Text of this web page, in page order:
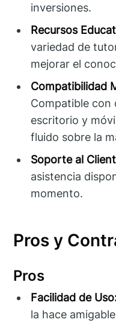
inversiones.
Recursos
variedad de
mejorar el
Compatibilidad
Compatible con
escritorio y
fluido sobre la
Soporte al
asistencia
momento.
Pros y
Pros
Facilidad de
la hace